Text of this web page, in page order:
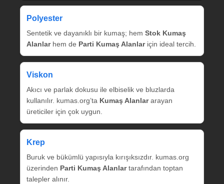
Polyester
Sentetik ve dayanıklı bir kumaş; hem Stok Kumaş
Alanlarhem de Parti Kumaş Alanlariçin ideal tercih.
Viskon
Akıcı ve parlak dokusu ile elbiselik ve bluzlarda
kullanılır. kumas.org’ta Kumaş Alanlararayan
üreticiler için çok uygun.
Krep
Buruk ve bükümlü yapısıyla kırışıksızdır. kumas.org
üzerinden Parti Kumaş Alanlartarafından toptan
talepler alınır.